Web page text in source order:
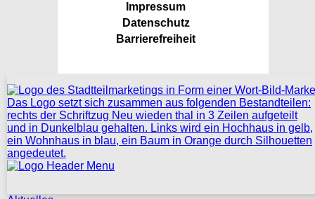
Impressum
Datenschutz
Barrierefreiheit